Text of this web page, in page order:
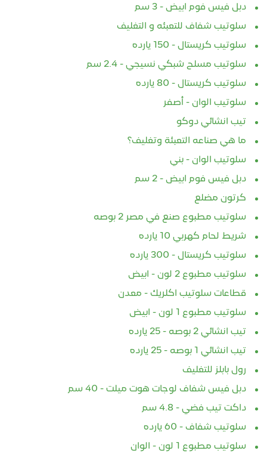
دبل فيس فوم ابيض - 3 سم
سلوتيب شفاف للتعبئه و التغليف
سلوتيب كريستال - 150 يارده
سلوتيب مسلح شبكي نسيجي - 2.4 سم
سلوتيب كريستال - 80 يارده
سلوتيب الوان - أصفر
تيب انشائي دوكو
ما هي صناعه التعبئة وتغليف؟
سلوتيب الوان - بني
دبل فيس فوم ابيض - 2 سم
كرتون مضلع
سلوتيب مطبوع صنع في مصر 2 بوصه
شريط لحام كهربي 10 يارده
سلوتيب كريستال - 300 يارده
سلوتيب مطبوع 2 لون - ابيض
قطاعات سلوتيب اكلريك - معدن
سلوتيب مطبوع 1 لون - ابيض
تيب انشائي 2 بوصه - 25 يارده
تيب انشائي 1 بوصه - 25 يارده
رول بابلز للتغليف
دبل فيس شفاف لوجات هوت ميلت - 40 سم
داكت تيب فضي - 4.8 سم
سلوتيب شفاف - 60 يارده
سلوتيب مطبوع 1 لون - الوان